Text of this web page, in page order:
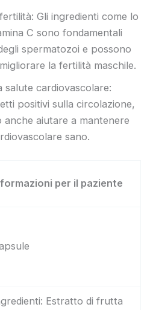
Gli ingredienti come lo
C sono fondamentali
spermatozoi e possono
la fertilità maschile.
cardiovascolare:
positivi sulla circolazione,
aiutare a mantenere
sano.
per il paziente
Estratto di frutta